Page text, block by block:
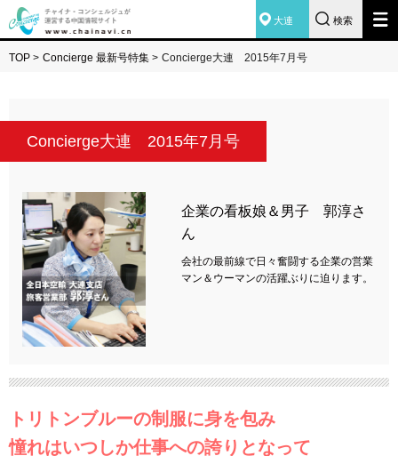
大連 検索
TOP > Concierge 最新号特集 > Concierge大連 2015年7月号
Concierge大連 2015年7月号
企業の看板娘＆男子 郭淳さ
ん
会社の最前線で日々奮闘する企業の営業
マン＆ウーマンの活躍ぶりに迫ります。
トリトンブルーの制服に身を包み
憧れはいつしか仕事への誇りとなって